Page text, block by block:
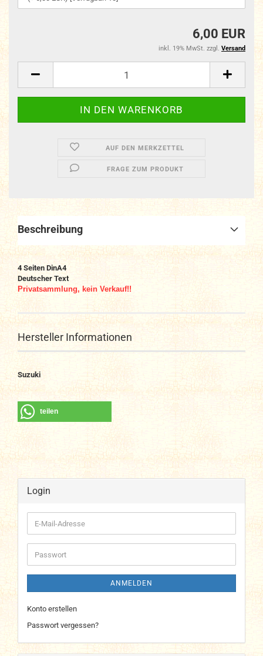
6,00 EUR
inkl. 19% MwSt. zzgl. Versand
AUF DEN MERKZETTEL
FRAGE ZUM PRODUKT
Beschreibung
4 Seiten DinA4
Deutscher Text
Privatsammlung, kein Verkauf!!
Hersteller Informationen
Suzuki
teilen
Login
E-
Mail-
Adresse
Passwort
ANMELDEN
Konto erstellen
Passwort vergessen?